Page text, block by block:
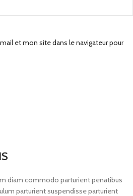
et mon site dans le navigateur pour
diam commodo parturient penatibus
parturient suspendisse parturient